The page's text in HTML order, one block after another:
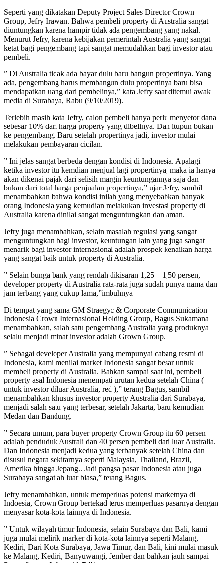
Seperti yang dikatakan Deputy Project Sales Director Crown
Group, Jefry Irawan. Bahwa pembeli property di Australia sangat
diuntungkan karena hampir tidak ada pengembang yang nakal.
Menurut Jefry, karena kebijakan pemerintah Australia yang sangat
ketat bagi pengembang tapi sangat memudahkan bagi investor atau
pembeli.
” Di Australia tidak ada bayar dulu baru bangun propertinya. Yang
ada, pengembang harus membangun dulu propertinya baru bisa
mendapatkan uang dari pembelinya,” kata Jefry saat ditemui awak
media di Surabaya, Rabu (9/10/2019).
Terlebih masih kata Jefry, calon pembeli hanya perlu menyetor dana
sebesar 10% dari harga property yang dibelinya. Dan itupun bukan
ke pengembang. Baru setelah propertinya jadi, investor mulai
melakukan pembayaran cicilan.
” Ini jelas sangat berbeda dengan kondisi di Indonesia. Apalagi
ketika investor itu kemdian menjual lagi propertinya, maka ia hanya
akan dikenai pajak dari selisih margin keuntungannya saja dan
bukan dari total harga penjualan propertinya,” ujar Jefry, sambil
menambahkan bahwa kondisi inilah yang menyebabkan banyak
orang Indonesia yang kemudian melakukan investasi property di
Australia karena dinilai sangat menguntungkan dan aman.
Jefry juga menambahkan, selain masalah regulasi yang sangat
menguntungkan bagi investor, keuntungan lain yang juga sangat
menarik bagi investor internasional adalah prospek kenaikan harga
yang sangat baik untuk property di Australia.
” Selain bunga bank yang rendah dikisaran 1,25 – 1,50 persen,
developer property di Australia rata-rata juga sudah punya nama dan
jam terbang yang cukup lama,”imbuhnya
Di tempat yang sama GM Straegyc & Corporate Communication
Indonesia Crown Internasional Holding Group, Bagus Sukamana
menambahkan, salah satu pengembang Australia yang produknya
selalu menjadi minat investor adalah Grown Group.
” Sebagai developer Australia yang mempunyai cabang resmi di
Indonesia, kami menilai market Indonesia sangat besar untuk
membeli property di Australia. Bahkan sampai saat ini, pembeli
property asal Indonesia menempati urutan kedua setelah China (
untuk investor diluar Australia, red ),” terang Bagus, sambil
menambahkan khusus investor property Australia dari Surabaya,
menjadi salah satu yang terbesar, setelah Jakarta, baru kemudian
Medan dan Bandung.
” Secara umum, para buyer property Crown Group itu 60 persen
adalah penduduk Australi dan 40 persen pembeli dari luar Australia.
Dan Indonesia menjadi kedua yang terbanyak setelah China dan
disusul negara sekitarnya seperti Malaysia, Thailand, Brazil,
Amerika hingga Jepang.. Jadi pangsa pasar Indonesia atau juga
Surabaya sangatlah luar biasa,” terang Bagus.
Jefry menambahkan, untuk memperluas potensi marketnya di
Indoesia, Crown Group bertekad terus memperluas pasarnya dengan
menyasar kota-kota lainnya di Indonesia.
” Untuk wilayah timur Indonesia, selain Surabaya dan Bali, kami
juga mulai melirik marker di kota-kota lainnya seperti Malang,
Kediri, Dari Kota Surabaya, Jawa Timur, dan Bali, kini mulai masuk
ke Malang, Kediri, Banyuwangi, Jember dan bahkan jauh sampai